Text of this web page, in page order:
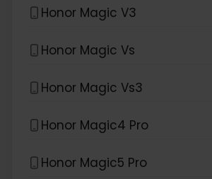
Honor Magic V3
Honor Magic Vs
Honor Magic Vs3
Honor Magic4 Pro
Honor Magic5 Pro